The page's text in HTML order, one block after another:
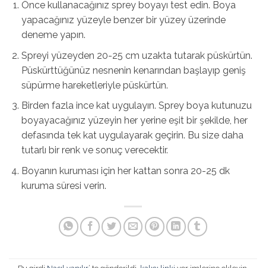
Önce kullanacağınız sprey boyayı test edin. Boya
yapacağınız yüzeyle benzer bir yüzey üzerinde
deneme yapın.
Spreyi yüzeyden 20-25 cm uzakta tutarak püskürtün.
Püskürttüğünüz nesnenin kenarından başlayıp geniş
süpürme hareketleriyle püskürtün.
Birden fazla ince kat uygulayın. Sprey boya kutunuzu
boyayacağınız yüzeyin her yerine eşit bir şekilde, her
defasında tek kat uygulayarak geçirin. Bu size daha
tutarlı bir renk ve sonuç verecektir.
Boyanın kuruması için her kattan sonra 20-25 dk
kuruma süresi verin.